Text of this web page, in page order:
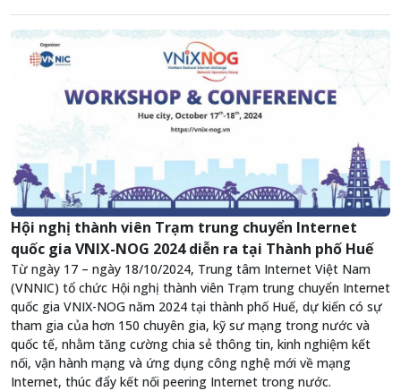
Hội nghị thành viên Trạm trung chuyển Internet
quốc gia VNIX-NOG 2024 diễn ra tại Thành phố Huế
Từ ngày 17 – ngày 18/10/2024, Trung tâm Internet Việt Nam
(VNNIC) tổ chức Hội nghị thành viên Trạm trung chuyển Internet
quốc gia VNIX-NOG năm 2024 tại thành phố Huế, dự kiến có sự
tham gia của hơn 150 chuyên gia, kỹ sư mạng trong nước và
quốc tế, nhằm tăng cường chia sẻ thông tin, kinh nghiệm kết
nối, vận hành mạng và ứng dụng công nghệ mới về mạng
Internet, thúc đẩy kết nối peering Internet trong nước.